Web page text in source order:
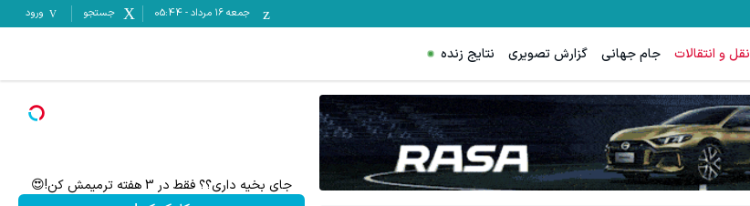
جمعه ۱۶ مرداد -
05:44 جستجو ورود
نقل و انتقالات جام جهانی گزارش تصویری نتایج زنده
جای بخیه داری؟؟ فقط در 3 هفته ترمیمش کن!😍